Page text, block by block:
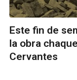
Este fin de
la obra
Cervantes